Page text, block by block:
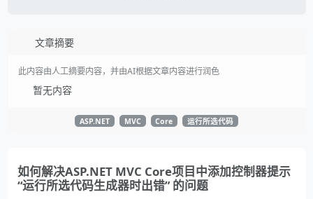
文章摘要
此内容由人工摘要内容，并由AI根据文章内容进行润色
暂无内容
ASP.NET MVC Core 运行所选代码
如何解决ASP.NET MVC Core项目中添加控制器提示
“运行所选代码生成器时出错” 的问题